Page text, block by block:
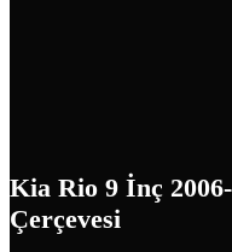
Kia Rio 9 İnç
Çerçevesi